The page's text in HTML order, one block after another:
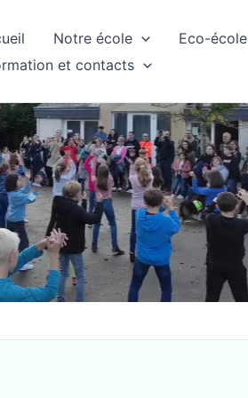
Notre école Eco-école
et contacts